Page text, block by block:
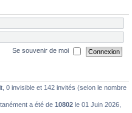
Se souvenir de moi
0 invisible et 142 invités (selon le nombre
a été de 10802 le 01 Juin 2026,